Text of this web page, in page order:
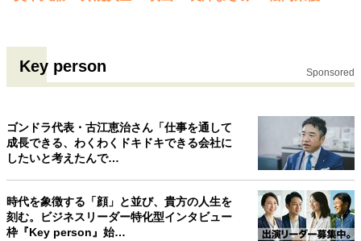
Key person Sponsored
ゴンドラ代表・古江恵治さん「仕事を通して
成長できる、わくわくドキドキできる会社に
したいと考えたんで…
時代を象徴する「顔」と並び、貴方の人生を
刻む。ビジネスリーダー特化型インタビュー
枠『Key person』始…